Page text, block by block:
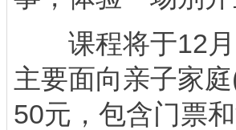
课程将于12月
主要面向亲子家
50元，包含门票